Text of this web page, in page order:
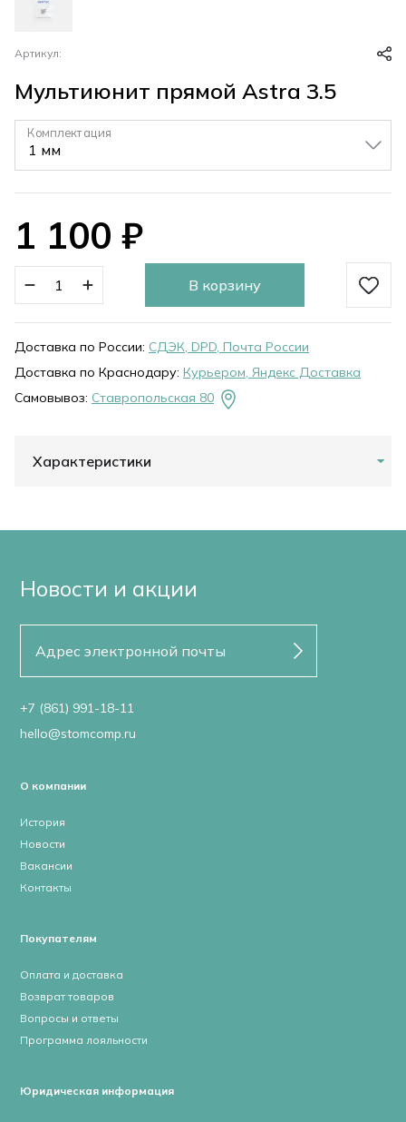
Артикул:
Мультиюнит прямой Astra 3.5
Комплектация
▼
1 100 ₽
В корзину
Доставка по России: СДЭК, DPD, Почта России
Доставка по Краснодару: Курьером, Яндекс Доставка
Самовывоз: Ставропольская 80
Характеристики
Новости и акции
+7 (861) 991-18-11
hello@stomcomp.ru
О компании
История
Новости
Вакансии
Контакты
Покупателям
Оплата и доставка
Возврат товаров
Вопросы и ответы
Программа лояльности
Юридическая информация